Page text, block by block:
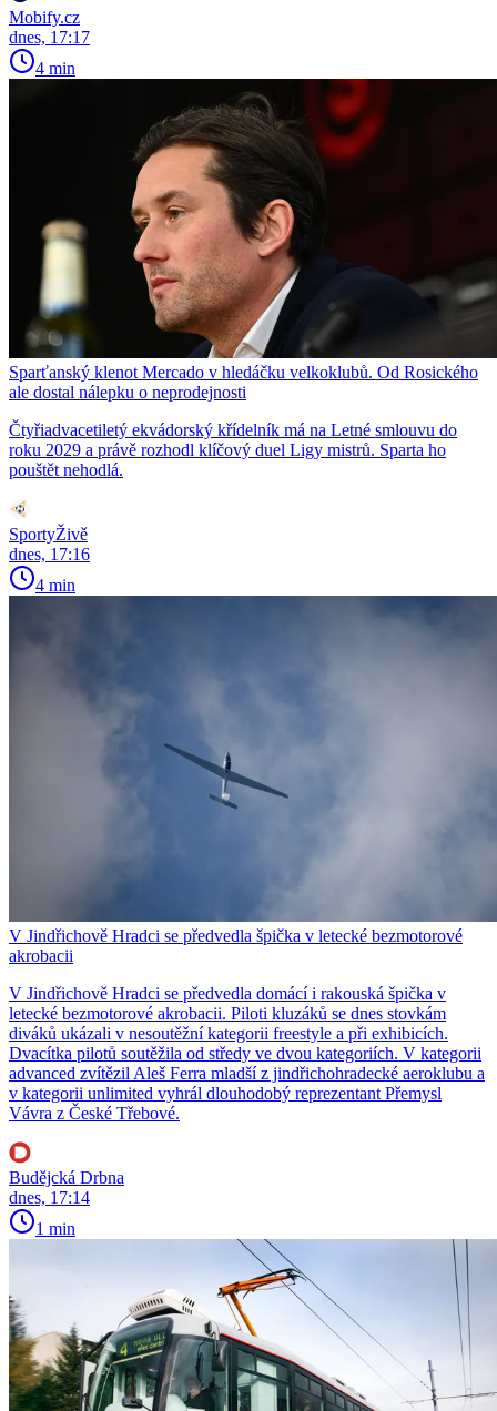
Mobify.cz
dnes, 17:17
4 min
Sparťanský klenot Mercado v hledáčku velkoklubů. Od Rosického
ale dostal nálepku o neprodejnosti
Čtyřiadvacetiletý ekvádorský křídelník má na Letné smlouvu do
roku 2029 a právě rozhodl klíčový duel Ligy mistrů. Sparta ho
pouštět nehodlá.
SportyŽivě
dnes, 17:16
4 min
V Jindřichově Hradci se předvedla špička v letecké bezmotorové
akrobacii
V Jindřichově Hradci se předvedla domácí i rakouská špička v
letecké bezmotorové akrobacii. Piloti kluzáků se dnes stovkám
diváků ukázali v nesoutěžní kategorii freestyle a při exhibicích.
Dvacítka pilotů soutěžila od středy ve dvou kategoriích. V kategorii
advanced zvítězil Aleš Ferra mladší z jindřichohradecké aeroklubu a
v kategorii unlimited vyhrál dlouhodobý reprezentant Přemysl
Vávra z České Třebové.
Budějcká Drbna
dnes, 17:14
1 min